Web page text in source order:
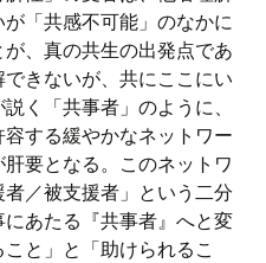
「共感不可能」のなかに
、真の共生の出発点であ
きないが、共にここにい
く「共事者」のように、
する緩やかなネットワー
要となる。このネットワ
／被支援者」という二分
あたる『共事者』へと変
と」と「助けられるこ